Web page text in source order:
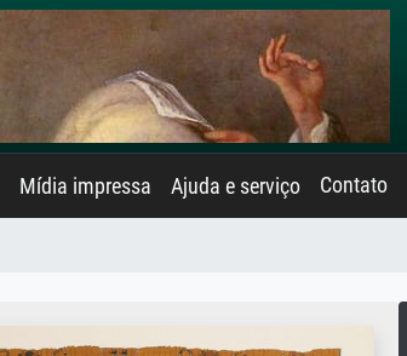
Mídia impressa Ajuda e serviço Contato